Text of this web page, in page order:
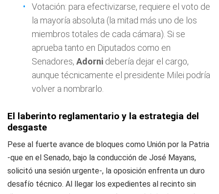
Votación: para efectivizarse, requiere el voto de
la mayoría absoluta (la mitad más uno de los
miembros totales de cada cámara). Si se
aprueba tanto en Diputados como en
Senadores, Adorni debería dejar el cargo,
aunque técnicamente el presidente Milei podría
volver a nombrarlo.
El laberinto reglamentario y la estrategia del
desgaste
Pese al fuerte avance de bloques como Unión por la Patria
-que en el Senado, bajo la conducción de José Mayans,
solicitó una sesión urgente-, la oposición enfrenta un duro
desafío técnico. Al llegar los expedientes al recinto sin